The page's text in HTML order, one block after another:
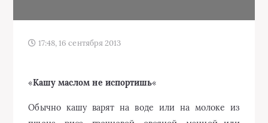
17:48, 16 сентября 2013
«Кашу маслом не испортишь«
Обычно кашу варят на воде или на молоке из